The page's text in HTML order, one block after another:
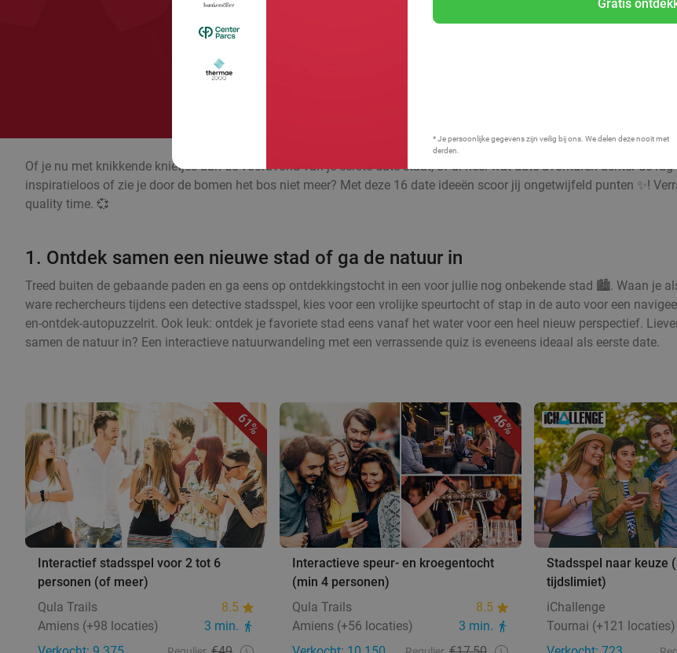
Gratis
* Je persoonlijke gegevens zijn veilig bij ons. We delen deze nooit met
derden.
Of je nu met knikkende knietjes aan de vooravond van je eerste date staat, of al heel wat date-avonturen achter de
inspiratieloos of zie je door de bomen het bos niet meer? Met deze 16 date ideeën scoor jij ongetwijfeld punten ✨!
quality time. 💞
1. Ontdek samen een nieuwe stad of ga de natuur in
Treed buiten de gebaande paden en ga eens op ontdekkingstocht in een voor jullie nog onbekende stad 🏙️. Waan je
ware rechercheurs tijdens een detective stadsspel, kies voor een vrolijke speurtocht of stap in de auto voor een
en-ontdek-autopuzzelrit. Ook leuk: ontdek je favoriete stad eens vanaf het water voor een heel nieuw perspectief.
samen de natuur in? Een interactieve natuurwandeling met een verrassende quiz is eveneens ideaal als eerste date.
61%
Interactief stadsspel voor 2 tot 6
personen (of meer)
Qula Trails
8.5
Amiens (+98 locaties)
3 min.
46%
Interactieve speur- en kroegentocht
(min 4 personen)
Qula Trails
8.5
Amiens (+56 locaties)
3 min.
Stadsspel naar keuze
tijdslimiet)
iChallenge
Tournai (+121 locaties)